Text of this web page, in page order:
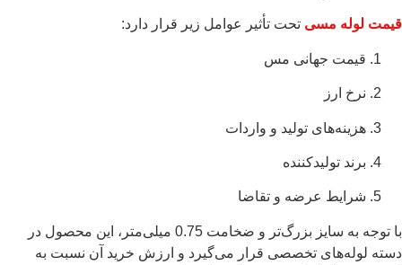
قیمت لوله مسی تحت تأثیر عوامل زیر قرار دارد:
قیمت جهانی مس
نرخ ارز
هزینه‌های تولید و واردات
برند تولیدکننده
شرایط عرضه و تقاضا
با توجه به سایز بزرگ‌تر و ضخامت 0.75 میلی‌متر، این محصول در
دسته لوله‌های تخصصی قرار می‌گیرد و ارزش خرید آن نسبت به